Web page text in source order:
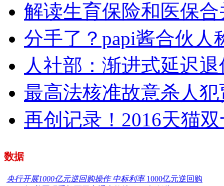
解读生育保险和医保
分手了？papi酱合伙人
人社部：渐进式延迟
最高法核准故意杀人
再创记录！2016天猫
数据
央行开展1000亿元逆回购操作 中标利率 1000亿元逆回购